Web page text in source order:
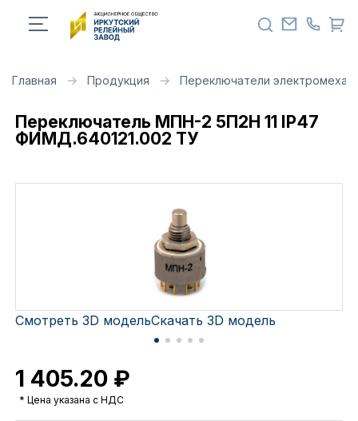
Главная Продукция Переключатели
Переключатель МПН-2 5П2Н 11 IP47
ФИМД.640121.002 ТУ
Смотреть 3D модельСкачать 3D модель
1 405.20 ₽
* Цена указана с НДС